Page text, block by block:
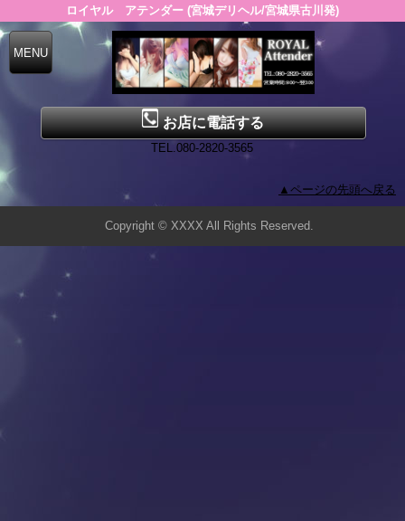
ロイヤル アテンダー (宮城デリヘル/宮城県古川発)
お店に電話する
TEL.080-2820-3565
▲ページの先頭へ戻る
Copyright © XXXX All Rights Reserved.